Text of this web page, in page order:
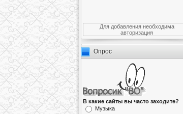
Для добавления необходима
авторизация
Опрос
В какие сайты вы часто заходите?
Музыка